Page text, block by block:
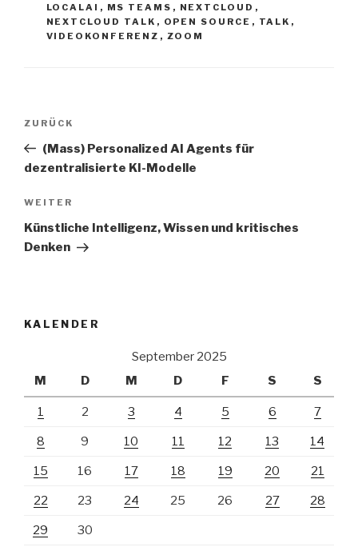
LOCALAI , MS TEAMS , NEXTCLOUD ,
NEXTCLOUD TALK , OPEN SOURCE , TALK ,
VIDEOKONFERENZ , ZOOM
Beitrags-
Vorheriger
Beitrag
ZURÜCK
(Mass) Personalized AI Agents für
dezentralisierte KI-Modelle
Nächster
Beitrag
WEITER
Künstliche Intelligenz, Wissen und kritisches
Denken
KALENDER
September 2025
M
D M D F S S
1 2 3 4 5 6 7
8 9 10 11 12 13 14
15 16 17 18 19 20 21
22 23 24 25 26 27 28
29 30